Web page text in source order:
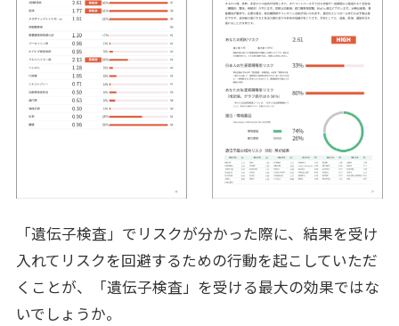
「遺伝子検査」でリスクが分かった際に、結果を受け
入れてリスクを回避するための行動を起こしていただ
くことが、「遺伝子検査」を受ける最大の効果ではな
いでしょうか。